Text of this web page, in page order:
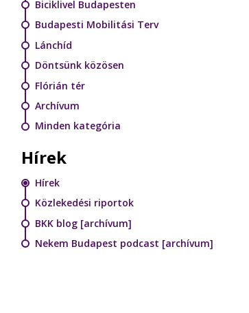
Biciklivel Budapesten
Budapesti Mobilitási Terv
Lánchíd
Döntsünk közösen
Flórián tér
Archívum
Minden kategória
Hírek
Hírek
Közlekedési riportok
BKK blog [archívum]
Nekem Budapest podcast [archívum]